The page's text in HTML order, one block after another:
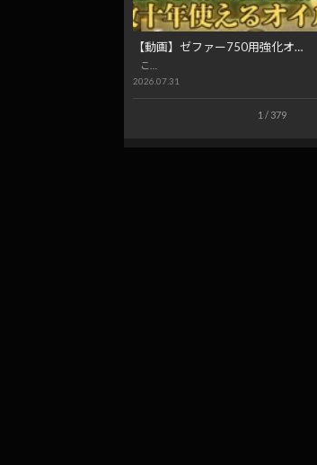
【動画】ゼファー750用強化オ…
こ…
2026.07.31
1 / 379